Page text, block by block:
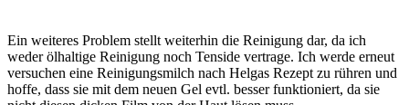
Ein weiteres Problem stellt weiterhin die Reinigung dar, da ich
weder ölhaltige Reinigung noch Tenside vertrage. Ich werde erneut
versuchen eine Reinigungsmilch nach Helgas Rezept zu rühren und
hoffe, dass sie mit dem neuen Gel evtl. besser funktioniert, da sie